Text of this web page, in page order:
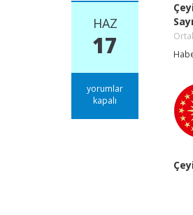
HAZ
17
Çeyiz
Hesabı
yorumlar
kapalı